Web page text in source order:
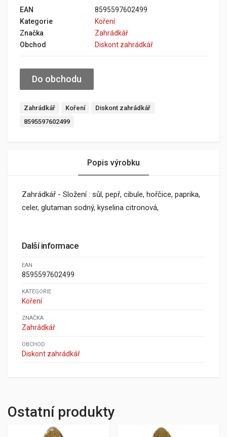
EAN
8595597602499
Kategorie
Koření
Značka
Zahrádkář
Obchod
Diskont zahrádkář
Do obchodu
Zahrádkář Koření
Diskont zahrádkář
8595597602499
Popis výrobku
Zahrádkář - Složení : sůl, pepř, cibule, hořčice, paprika,
celer, glutaman sodný, kyselina citronová,
Další informace
EAN
8595597602499
KATEGORIE
Koření
ZNAČKA
Zahrádkář
OBCHOD
Diskont zahrádkář
Ostatní produkty